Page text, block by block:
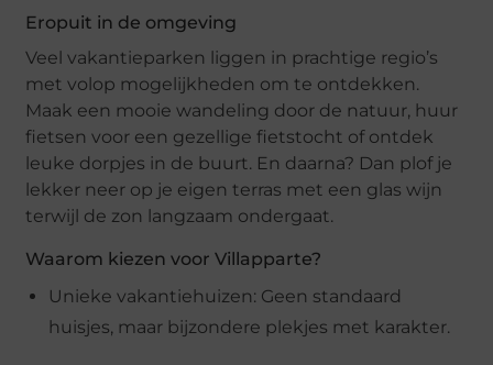
Eropuit in de omgeving
Veel vakantieparken liggen in prachtige regio’s
met volop mogelijkheden om te ontdekken.
Maak een mooie wandeling door de natuur, huur
fietsen voor een gezellige fietstocht of ontdek
leuke dorpjes in de buurt. En daarna? Dan plof je
lekker neer op je eigen terras met een glas wijn
terwijl de zon langzaam ondergaat.
Waarom kiezen voor Villapparte?
Unieke vakantiehuizen: Geen standaard
huisjes, maar bijzondere plekjes met karakter.